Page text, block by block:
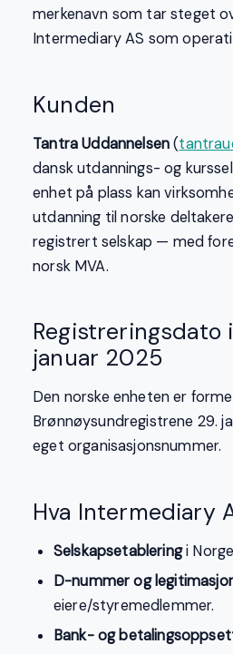
merkenavn som tar steget
Intermediary AS som
Kunden
Tantra Uddannelsen(
dansk utdannings- og
enhet på plass kan
utdanning til norske
registrert selskap — med
norsk MVA.
Registreringsdato
januar 2025
Den norske enheten er
Brønnøysundregistrene 29.
eget organisasjonsnummer.
Hva Intermediary
Selskapsetableringi
D-nummer og
eiere/styremedlemmer.
Bank- og